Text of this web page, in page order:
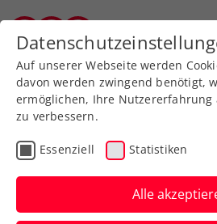
Zurück zur Newsübersicht
Turniere
NÖ Open
EVN: Neumayer
Auf unserer Webseite werden
davon werden zwingend benötigt,
ermöglichen, Ihre Nutzererfahrung
zu verbessern.
Essenziell Statistiken
Alle